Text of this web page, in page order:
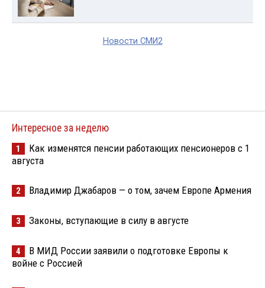
Новости СМИ2
Интересное за неделю
1
Как изменятся пенсии работающих пенсионеров с 1
августа
2 Владимир Джабаров — о том, зачем Европе Армения
3 Законы, вступающие в силу в августе
4
В МИД России заявили о подготовке Европы к
войне с Россией